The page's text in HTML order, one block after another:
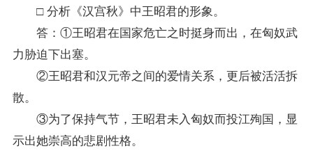
□ 分析《汉宫秋》中王昭君的形象。
答：①王昭君在国家危亡之时挺身而出，在匈奴武
力胁迫下出塞。
②王昭君和汉元帝之间的爱情关系，更后被活活拆
散。
③为了保持气节，王昭君未入匈奴而投江殉国，显
示出她崇高的悲剧性格。